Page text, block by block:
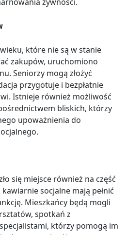
które nie są w stanie
zakupów, uruchomiono
Seniorzy mogą złożyć
przygotuje i bezpłatnie
Istnieje również możliwość
bliskich, którzy
upoważnienia do
się miejsce również na część
socjalne mają pełnić
Mieszkańcy będą mogli
spotkań z
którzy pomogą im